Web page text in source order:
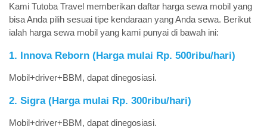
Kami Tutoba Travel memberikan daftar harga sewa mobil yang
bisa Anda pilih sesuai tipe kendaraan yang Anda sewa. Berikut
ialah harga sewa mobil yang kami punyai di bawah ini:
1. Innova Reborn (Harga mulai Rp. 500ribu/hari)
Mobil+driver+BBM, dapat dinegosiasi.
2. Sigra (Harga mulai Rp. 300ribu/hari)
Mobil+driver+BBM, dapat dinegosiasi.